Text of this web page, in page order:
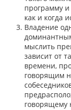
программу и
как и когда
Владение
мыслить
зависит от
времени,
говорящим
говорящему